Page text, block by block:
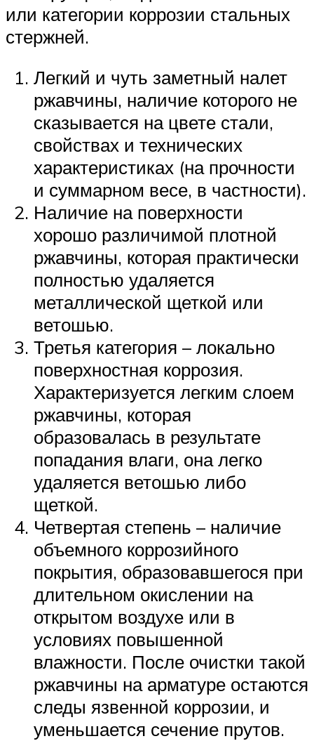
или категории коррозии стальных
стержней.
Легкий и чуть заметный налет
ржавчины, наличие которого не
сказывается на цвете стали,
свойствах и технических
характеристиках (на прочности
и суммарном весе, в частности).
Наличие на поверхности
хорошо различимой плотной
ржавчины, которая практически
полностью удаляется
металлической щеткой или
ветошью.
Третья категория – локально
поверхностная коррозия.
Характеризуется легким слоем
ржавчины, которая
образовалась в результате
попадания влаги, она легко
удаляется ветошью либо
щеткой.
Четвертая степень – наличие
объемного коррозийного
покрытия, образовавшегося при
длительном окислении на
открытом воздухе или в
условиях повышенной
влажности. После очистки такой
ржавчины на арматуре остаются
следы язвенной коррозии, и
уменьшается сечение прутов.